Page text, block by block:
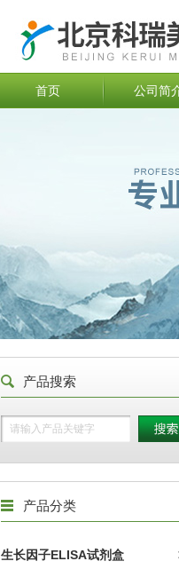
首页 公司简
产品搜索
产品分类
生长因子ELISA试剂盒